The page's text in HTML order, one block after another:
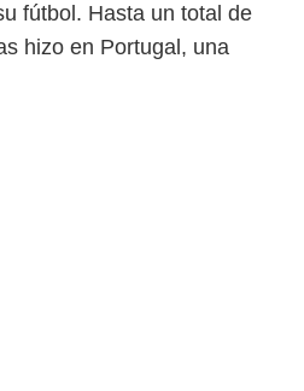
fútbol. Hasta un total de
hizo en Portugal, una